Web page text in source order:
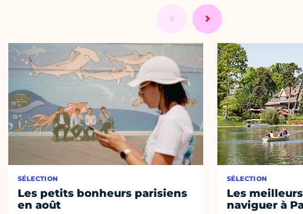
SÉLECTION
Les petits bonheurs parisiens
en août
SÉLECTION
Les
naviguer à